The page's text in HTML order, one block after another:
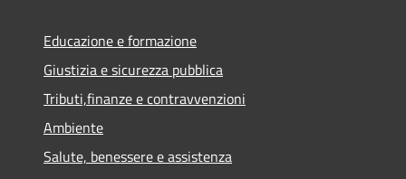
Educazione e formazione
Giustizia e sicurezza pubblica
Tributi,finanze e contravvenzioni
Ambiente
Salute, benessere e assistenza